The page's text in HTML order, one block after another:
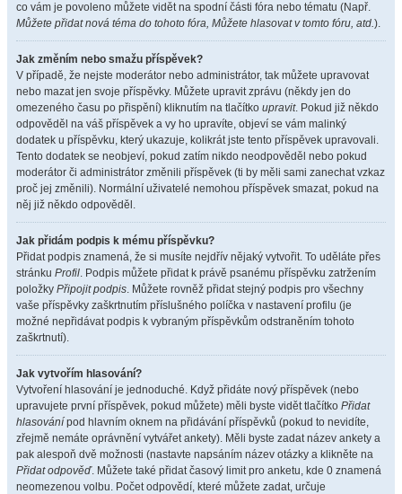
co vám je povoleno můžete vidět na spodní části fóra nebo tématu (Např.
Můžete přidat nová téma do tohoto fóra, Můžete hlasovat v tomto fóru, atd.).
Jak změním nebo smažu příspěvek?
V případě, že nejste moderátor nebo administrátor, tak můžete upravovat
nebo mazat jen svoje příspěvky. Můžete upravit zprávu (někdy jen do
omezeného času po přispění) kliknutím na tlačítko upravit. Pokud již někdo
odpověděl na váš příspěvek a vy ho upravíte, objeví se vám malinký
dodatek u příspěvku, který ukazuje, kolikrát jste tento příspěvek upravovali.
Tento dodatek se neobjeví, pokud zatím nikdo neodpověděl nebo pokud
moderátor či administrátor změnili příspěvek (ti by měli sami zanechat vzkaz
proč jej změnili). Normální uživatelé nemohou příspěvek smazat, pokud na
něj již někdo odpověděl.
Jak přidám podpis k mému příspěvku?
Přidat podpis znamená, že si musíte nejdřív nějaký vytvořit. To uděláte přes
stránku Profil. Podpis můžete přidat k právě psanému příspěvku zatržením
položky Připojit podpis. Můžete rovněž přidat stejný podpis pro všechny
vaše příspěvky zaškrtnutím příslušného políčka v nastavení profilu (je
možné nepřidávat podpis k vybraným příspěvkům odstraněním tohoto
zaškrtnutí).
Jak vytvořím hlasování?
Vytvoření hlasování je jednoduché. Když přidáte nový příspěvek (nebo
upravujete první příspěvek, pokud můžete) měli byste vidět tlačítko Přidat
hlasování pod hlavním oknem na přidávání příspěvků (pokud to nevidíte,
zřejmě nemáte oprávnění vytvářet ankety). Měli byste zadat název ankety a
pak alespoň dvě možnosti (nastavte napsáním název otázky a klikněte na
Přidat odpověď. Můžete také přidat časový limit pro anketu, kde 0 znamená
neomezenou volbu. Počet odpovědí, které můžete zadat, určuje